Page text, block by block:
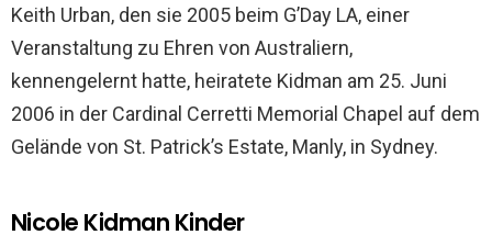
Keith Urban, den sie 2005 beim G’Day LA, einer
Veranstaltung zu Ehren von Australiern,
kennengelernt hatte, heiratete Kidman am 25. Juni
2006 in der Cardinal Cerretti Memorial Chapel auf dem
Gelände von St. Patrick’s Estate, Manly, in Sydney.
Nicole Kidman Kinder